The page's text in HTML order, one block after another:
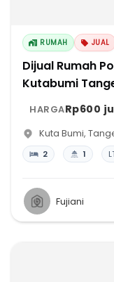
RUMAH JUAL
Dijual Rumah
Kutabumi
HARGARp600
Kuta Bumi,
2 1
Fujiani